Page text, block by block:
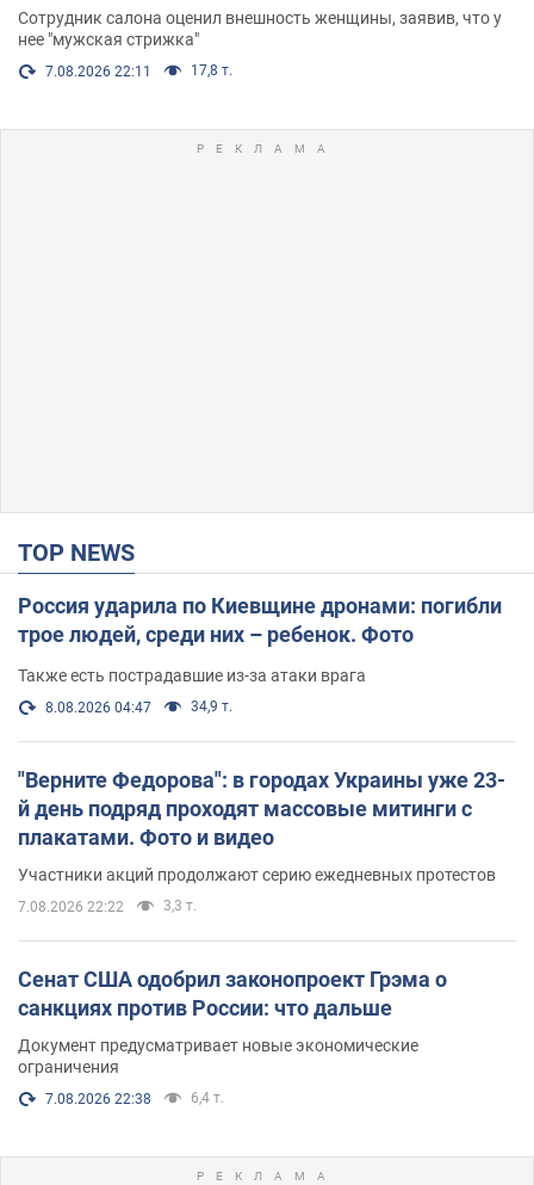
Сотрудник салона оценил внешность женщины, заявив, что у
нее "мужская стрижка"
7.08.2026 22:11 17,8 т.
TOP NEWS
Россия ударила по Киевщине дронами: погибли
трое людей, среди них – ребенок. Фото
Также есть пострадавшие из-за атаки врага
8.08.2026 04:47 34,9 т.
"Верните Федорова": в городах Украины уже 23-
й день подряд проходят массовые митинги с
плакатами. Фото и видео
Участники акций продолжают серию ежедневных протестов
7.08.2026 22:22 3,3 т.
Сенат США одобрил законопроект Грэма о
санкциях против России: что дальше
Документ предусматривает новые экономические
ограничения
7.08.2026 22:38 6,4 т.